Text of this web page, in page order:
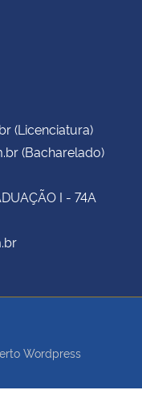
(Licenciatura)
(Bacharelado)
I - 74A
Wordpress